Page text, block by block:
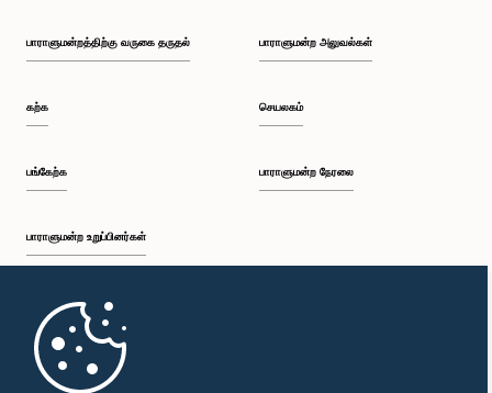
பாராளுமன்றத்திற்கு வருகை தருதல்
கற்க
பங்கேற்க
பாராளுமன்ற உறுப்பினர்கள்
முதற்பக்கம்
பாராளுமன்ற அலுவல்கள்
செயலகம்
பாராளுமன்ற நேரலை